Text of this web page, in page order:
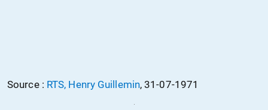
Source : RTS, Henry Guillemin, 31-07-1971